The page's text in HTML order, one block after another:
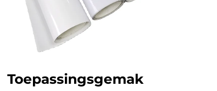
Toepassingsgemak